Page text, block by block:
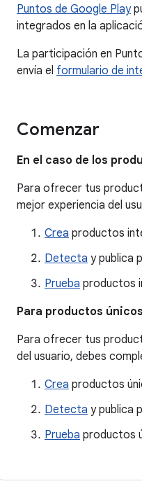
Puntos de Google Play
integrados en la
La participación en
envía el formulario de
Comenzar
En el caso de los
Para ofrecer tus
mejor experiencia del
Crea productos
Detecta y publica
Prueba productos
Para productos
Para ofrecer tus
del usuario, debes
Crea productos
Detecta y publica
Prueba productos